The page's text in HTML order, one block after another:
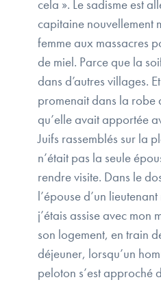
cela ». Le sadisme est
capitaine nouvellement
femme aux massacres
de miel. Parce que la
dans d’autres villages.
promenait dans la robe
qu’elle avait apportée
Juifs rassemblés sur la
n’était pas la seule
rendre visite. Dans le
l’épouse d’un
j’étais assise avec mon
son logement, en train
déjeuner, lorsqu’un
peloton s’est approché